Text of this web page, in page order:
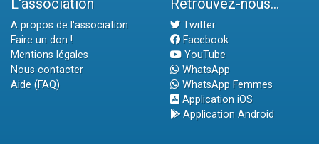
L'association
A propos de l'association
Faire un don !
Mentions légales
Nous contacter
Aide (FAQ)
Retrouvez-nous...
Twitter
Facebook
YouTube
WhatsApp
WhatsApp Femmes
Application iOS
Application Android